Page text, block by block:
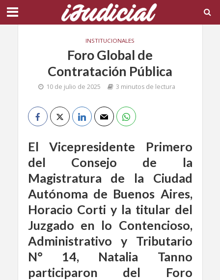
INSTITUCIONALES
Foro Global de
Contratación Pública
10 de julio de 2025 3 minutos de lectura
El Vicepresidente Primero
del Consejo de la
Magistratura de la Ciudad
Autónoma de Buenos Aires,
Horacio Corti y la titular del
Juzgado en lo Contencioso,
Administrativo y Tributario
N° 14, Natalia Tanno
participaron del Foro